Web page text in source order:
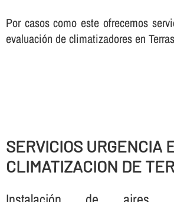
Por casos como este ofrecemos
evaluación de climatizadores en
SERVICIOS URGENCIA
CLIMATIZACION DE